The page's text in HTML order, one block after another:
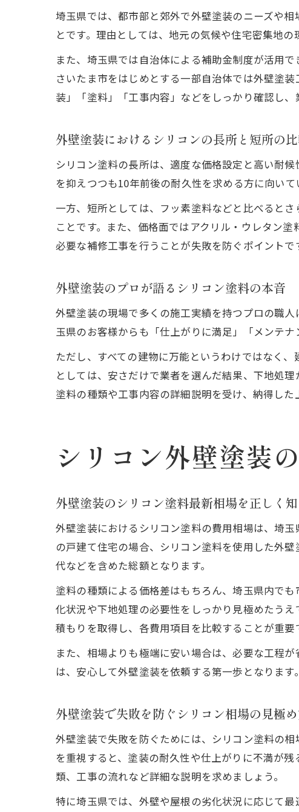
埼玉県では、都市部と郊外で外壁塗装のニーズや
とです。理由としては、地元の気候や住宅密集地
また、埼玉県では自治体による補助金制度が活用
さいたま市をはじめとする一部自治体では外壁塗
装」「塗料」「工事内容」などをしっかり確認し
外壁塗装におけるシリコンの長所と短所の
シリコン塗料の長所は、適度な価格設定と高い耐
を抑えつつも10年前後の耐久性を求める方に向いて
一方、短所としては、フッ素塗料などと比べると
ことです。また、価格面ではアクリル・ウレタン
必要な補修工事を行うことが失敗を防ぐポイントで
外壁塗装のプロが語るシリコン塗料の本音
外壁塗装の現場で多くの施工実績を持つプロの職
玉県のお客様からも「仕上がりに満足」「メンテ
ただし、すべての建物に万能というわけではなく
としては、安さだけで業者を選んだ結果、下地処
塗料の種類や工事内容の詳細説明を受け、納得した
シリコン外壁塗装
外壁塗装のシリコン塗料最新相場を正しく知
外壁塗装におけるシリコン塗料の費用相場は、埼
の戸建て住宅の場合、シリコン塗料を使用した外
代などを含めた総額となります。
塗料の種類による価格差はもちろん、埼玉県内で
化状況や下地処理の必要性をしっかり見極めたう
積もりを取得し、各費用項目を比較することが重要
また、相場よりも極端に安い場合は、必要な工程
は、安心して外壁塗装を依頼する第一歩となります。
外壁塗装で失敗を防ぐシリコン相場の見極
外壁塗装で失敗を防ぐためには、シリコン塗料の
を重視すると、塗装の耐久性や仕上がりに不満が
類、工事の流れなど詳細な説明を求めましょう。
特に埼玉県では、外壁や屋根の劣化状況に応じて